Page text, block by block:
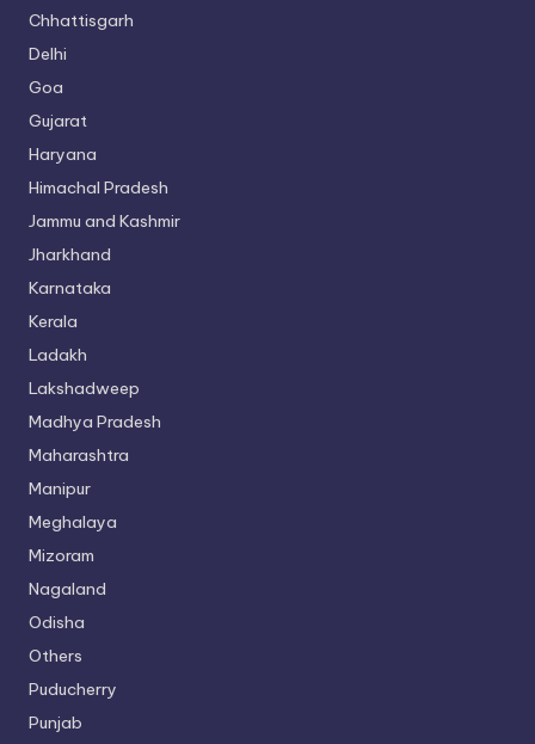
Chhattisgarh
Delhi
Goa
Gujarat
Haryana
Himachal Pradesh
Jammu and Kashmir
Jharkhand
Karnataka
Kerala
Ladakh
Lakshadweep
Madhya Pradesh
Maharashtra
Manipur
Meghalaya
Mizoram
Nagaland
Odisha
Others
Puducherry
Punjab